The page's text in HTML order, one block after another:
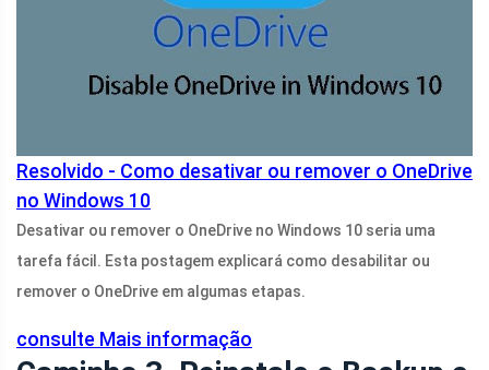
Resolvido - Como desativar ou remover o OneDrive
no Windows 10
Desativar ou remover o OneDrive no Windows 10 seria uma
tarefa fácil. Esta postagem explicará como desabilitar ou
remover o OneDrive em algumas etapas.
consulte Mais informação